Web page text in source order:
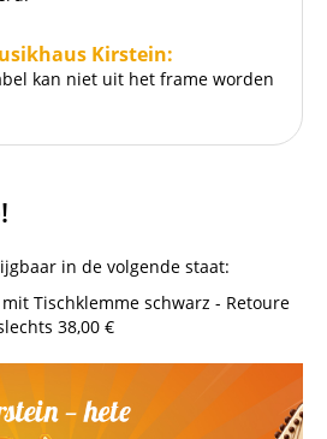
Kirstein:
kan niet uit het frame worden
in de volgende staat:
Tischklemme schwarz - Retoure
38,00 €